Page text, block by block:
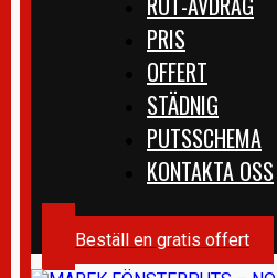
PRIS
OFFERT
STÄDNIG
PUTSSCHEMA
KONTAKTA OSS
Beställ en gratis offert